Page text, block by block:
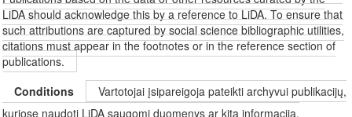
LiDA should acknowledge this by a reference to LiDA. To ensure that
such attributions are captured by social science bibliographic utilities,
citations must appear in the footnotes or in the reference section of
publications.
Conditions
Vartotojai įsipareigoja pateikti archyvui publikacijų,
kuriose naudoti LiDA saugomi duomenys ar kita informacija,